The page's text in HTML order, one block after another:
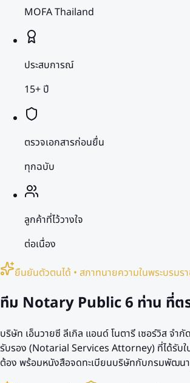
MOFA Thailand
ประสบการณ์
15+ ปี
ตรวจเอกสารก่อนยื่น
ทุกฉบับ
ลูกค้าที่ไว้วางใจ
ต่อเนื่อง
ยืนยันตัวตนได้ • สภาทนายความในพระบรมร
ทีม Notary Public6 ท่าน ที่ต
บริษัท เอ็นวายซี ลีเกิล แอนด์ โนตารี เซอร์วิส จำ
รับรอง (Notarial Services Attorney) ที่ได้รับ
ต้อง พร้อมหนังสือจดทะเบียนบริษัทกับกรมพัฒน